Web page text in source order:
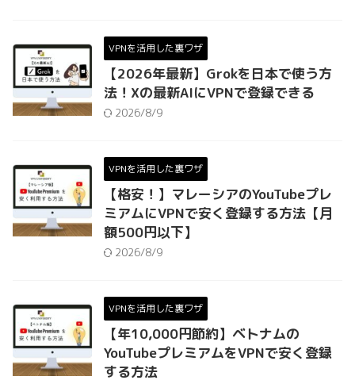
VPNを活用した裏ワザ
【2026年最新】Grokを日本で使う方
法！Xの最新AIにVPNで登録できる
2026/8/9
VPNを活用した裏ワザ
【格安！】マレーシアのYouTubeプレ
ミアムにVPNで安く登録する方法【月
額500円以下】
2026/8/9
VPNを活用した裏ワザ
【年10,000円節約】ベトナムの
YouTubeプレミアムをVPNで安く登録
する方法